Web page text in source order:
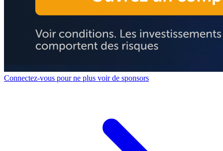
Connectez-vous pour ne plus voir de sponsors